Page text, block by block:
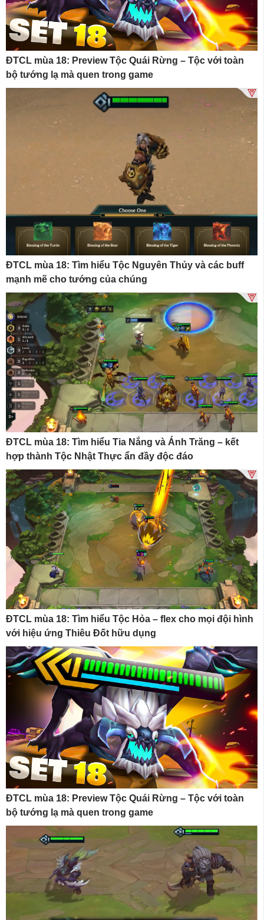
ĐTCL mùa 18: Preview Tộc Quái Rừng – Tộc với toàn
bộ tướng lạ mà quen trong game
ĐTCL mùa 18: Tìm hiểu Tộc Nguyên Thủy và các buff
mạnh mẽ cho tướng của chúng
ĐTCL mùa 18: Tìm hiểu Tia Nắng và Ánh Trăng – kết
hợp thành Tộc Nhật Thực ẩn đầy độc đáo
ĐTCL mùa 18: Tìm hiểu Tộc Hỏa – flex cho mọi đội hình
với hiệu ứng Thiêu Đốt hữu dụng
ĐTCL mùa 18: Preview Tộc Quái Rừng – Tộc với toàn
bộ tướng lạ mà quen trong game